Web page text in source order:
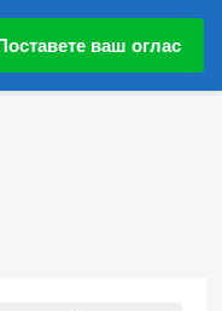
ваш оглас